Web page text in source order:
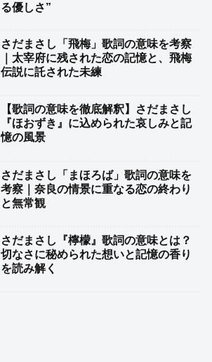
る優しさ”
さだまさし「飛梅」歌詞の意味を考察
｜太宰府に残された恋の記憶と、飛梅
伝説に託された未練
【歌詞の意味を徹底解釈】さだまさし
『ほおずき』に込められた哀しみと記
憶の風景
さだまさし「まほろば」歌詞の意味を
考察｜奈良の情景に重なる恋の終わり
と無常観
さだまさし『檸檬』歌詞の意味とは？
切なさに秘められた想いと記憶の香り
を読み解く